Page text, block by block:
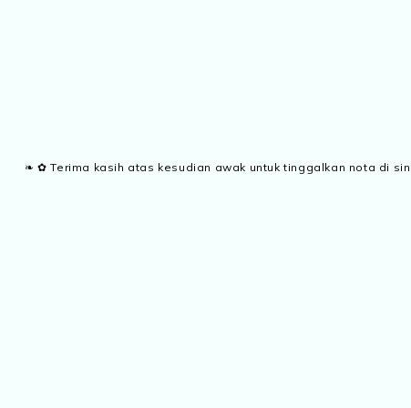
❧ ✿ Terima kasih atas kesudian awak untuk tinggalkan nota di